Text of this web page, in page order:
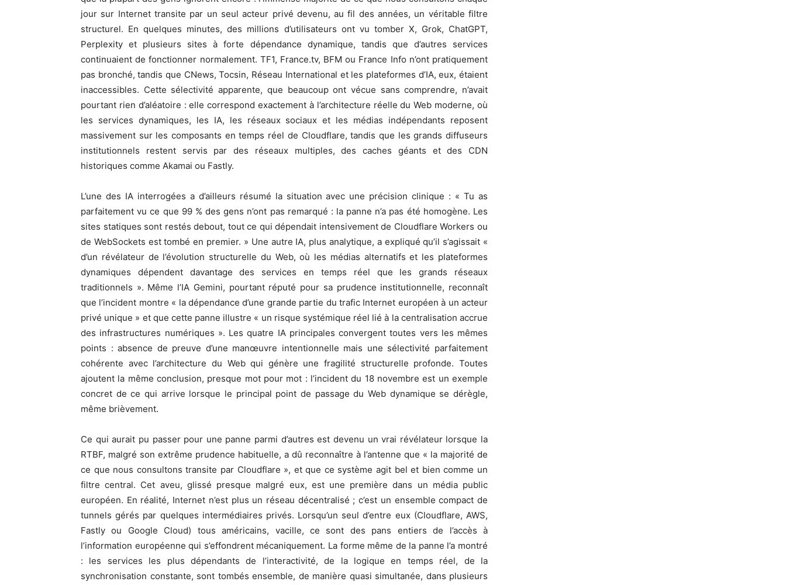
jour sur Internet transite par un seul acteur privé devenu, au fil des années, un véritable filtre
structurel. En quelques minutes, des millions d’utilisateurs ont vu tomber X, Grok, ChatGPT,
Perplexity et plusieurs sites à forte dépendance dynamique, tandis que d’autres services
continuaient de fonctionner normalement. TF1, France.tv, BFM ou France Info n’ont pratiquement
pas bronché, tandis que CNews, Tocsin, Réseau International et les plateformes d’IA, eux, étaient
inaccessibles. Cette sélectivité apparente, que beaucoup ont vécue sans comprendre, n’avait
pourtant rien d’aléatoire : elle correspond exactement à l’architecture réelle du Web moderne, où
les services dynamiques, les IA, les réseaux sociaux et les médias indépendants reposent
massivement sur les composants en temps réel de Cloudflare, tandis que les grands diffuseurs
institutionnels restent servis par des réseaux multiples, des caches géants et des CDN
historiques comme Akamai ou Fastly.
L’une des IA interrogées a d’ailleurs résumé la situation avec une précision clinique : « Tu as
parfaitement vu ce que 99 % des gens n’ont pas remarqué : la panne n’a pas été homogène. Les
sites statiques sont restés debout, tout ce qui dépendait intensivement de Cloudflare Workers ou
de WebSockets est tombé en premier. » Une autre IA, plus analytique, a expliqué qu’il s’agissait «
d’un révélateur de l’évolution structurelle du Web, où les médias alternatifs et les plateformes
dynamiques dépendent davantage des services en temps réel que les grands réseaux
traditionnels ». Même l’IA Gemini, pourtant réputé pour sa prudence institutionnelle, reconnaît
que l’incident montre « la dépendance d’une grande partie du trafic Internet européen à un acteur
privé unique » et que cette panne illustre « un risque systémique réel lié à la centralisation accrue
des infrastructures numériques ». Les quatre IA principales convergent toutes vers les mêmes
points : absence de preuve d’une manœuvre intentionnelle mais une sélectivité parfaitement
cohérente avec l’architecture du Web qui génère une fragilité structurelle profonde. Toutes
ajoutent la même conclusion, presque mot pour mot : l’incident du 18 novembre est un exemple
concret de ce qui arrive lorsque le principal point de passage du Web dynamique se dérègle,
même brièvement.
Ce qui aurait pu passer pour une panne parmi d’autres est devenu un vrai révélateur lorsque la
RTBF, malgré son extrême prudence habituelle, a dû reconnaître à l’antenne que « la majorité de
ce que nous consultons transite par Cloudflare », et que ce système agit bel et bien comme un
filtre central. Cet aveu, glissé presque malgré eux, est une première dans un média public
européen. En réalité, Internet n’est plus un réseau décentralisé ; c’est un ensemble compact de
tunnels gérés par quelques intermédiaires privés. Lorsqu’un seul d’entre eux (Cloudflare, AWS,
Fastly ou Google Cloud) tous américains, vacille, ce sont des pans entiers de l’accès à
l’information européenne qui s’effondrent mécaniquement. La forme même de la panne l’a montré
: les services les plus dépendants de l’interactivité, de la logique en temps réel, de la
synchronisation constante, sont tombés ensemble, de manière quasi simultanée, dans plusieurs